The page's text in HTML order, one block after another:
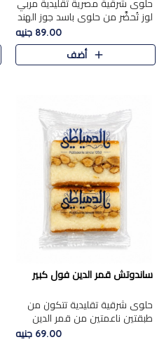
حلوى شرقية مصرية تقليدية مربي
لوز تُحضَّر من حلوى باسد جوز الهند
بقوام طري ومذاق غني، وتُزين
وتغطاه بقطع اللوز الفاخر التي
تضيف لمسة مميزة م..
89.00 جنيه
أضف
ساندوتش قمر الدين فول كبير
حلوى شرقية تقليدية تتكون من
طبقتين ناعمتين من قمر الدين
الفاخر، تتوسطهما حشوة غنية من
69.00 جنيه